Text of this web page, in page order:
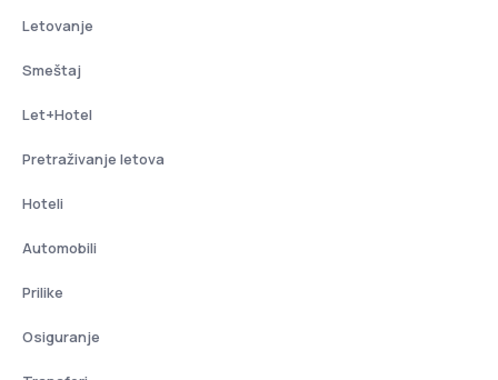
Letovanje
Smeštaj
Let+Hotel
Pretraživanje letova
Hoteli
Automobili
Prilike
Osiguranje